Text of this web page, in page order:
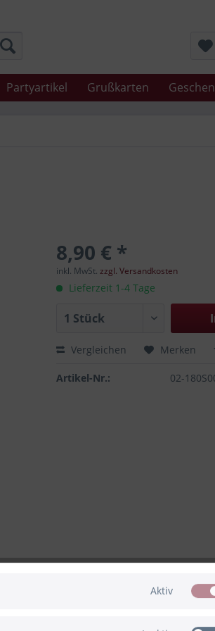
Partyartikel Grußkarten
8,90 € *
inkl. MwSt.zzgl. Versandkosten
Lieferzeit 1-4 Tage
Vergleichen Merken
Artikel-Nr.: 02-
Aktiv